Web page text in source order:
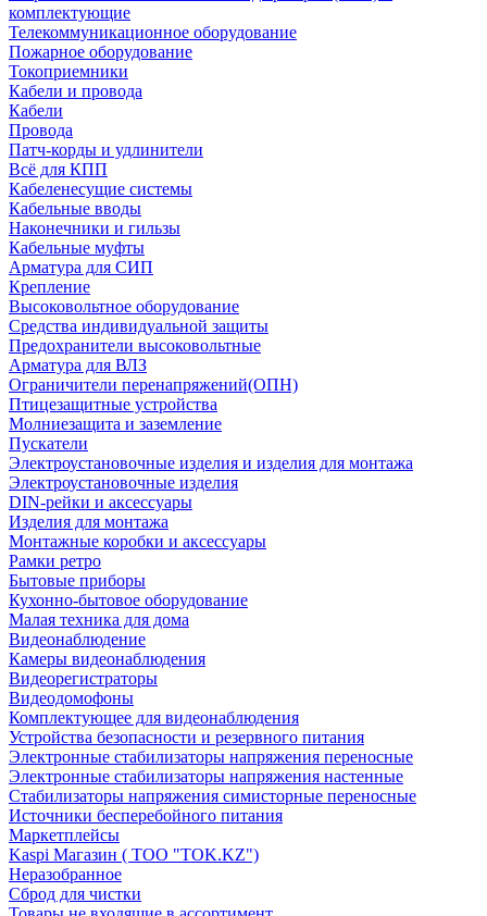
комплектующие
Телекоммуникационное оборудование
Пожарное оборудование
Токоприемники
Кабели и провода
Кабели
Провода
Патч-корды и удлинители
Всё для КПП
Кабеленесущие системы
Кабельные вводы
Наконечники и гильзы
Кабельные муфты
Арматура для СИП
Крепление
Высоковольтное оборудование
Средства индивидуальной защиты
Предохранители высоковольтные
Арматура для ВЛЗ
Ограничители перенапряжений(ОПН)
Птицезащитные устройства
Молниезащита и заземление
Пускатели
Электроустановочные изделия и изделия для монтажа
Электроустановочные изделия
DIN-рейки и аксессуары
Изделия для монтажа
Монтажные коробки и аксессуары
Рамки ретро
Бытовые приборы
Кухонно-бытовое оборудование
Малая техника для дома
Видеонаблюдение
Камеры видеонаблюдения
Видеорегистраторы
Видеодомофоны
Комплектующее для видеонаблюдения
Устройства безопасности и резервного питания
Электронные стабилизаторы напряжения переносные
Электронные стабилизаторы напряжения настенные
Стабилизаторы напряжения симисторные переносные
Источники бесперебойного питания
Маркетплейсы
Kaspi Магазин ( ТОО "TOK.KZ")
Неразобранное
Сброд для чистки